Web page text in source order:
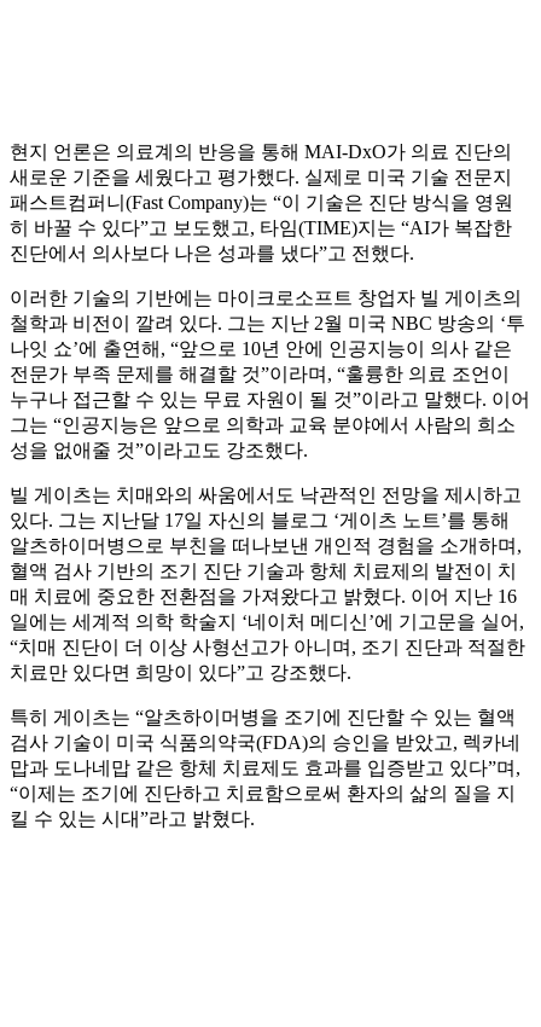
현지 언론은 의료계의 반응을 통해 MAI‑DxO가 의료 진단의
새로운 기준을 세웠다고 평가했다. 실제로 미국 기술 전문지
패스트컴퍼니(Fast Company)는 “이 기술은 진단 방식을 영원
히 바꿀 수 있다”고 보도했고, 타임(TIME)지는 “AI가 복잡한
진단에서 의사보다 나은 성과를 냈다”고 전했다.
이러한 기술의 기반에는 마이크로소프트 창업자 빌 게이츠의
철학과 비전이 깔려 있다. 그는 지난 2월 미국 NBC 방송의 ‘투
나잇 쇼’에 출연해, “앞으로 10년 안에 인공지능이 의사 같은
전문가 부족 문제를 해결할 것”이라며, “훌륭한 의료 조언이
누구나 접근할 수 있는 무료 자원이 될 것”이라고 말했다. 이어
그는 “인공지능은 앞으로 의학과 교육 분야에서 사람의 희소
성을 없애줄 것”이라고도 강조했다.
빌 게이츠는 치매와의 싸움에서도 낙관적인 전망을 제시하고
있다. 그는 지난달 17일 자신의 블로그 ‘게이츠 노트’를 통해
알츠하이머병으로 부친을 떠나보낸 개인적 경험을 소개하며,
혈액 검사 기반의 조기 진단 기술과 항체 치료제의 발전이 치
매 치료에 중요한 전환점을 가져왔다고 밝혔다. 이어 지난 16
일에는 세계적 의학 학술지 ‘네이처 메디신’에 기고문을 실어,
“치매 진단이 더 이상 사형선고가 아니며, 조기 진단과 적절한
치료만 있다면 희망이 있다”고 강조했다.
특히 게이츠는 “알츠하이머병을 조기에 진단할 수 있는 혈액
검사 기술이 미국 식품의약국(FDA)의 승인을 받았고, 렉카네
맙과 도나네맙 같은 항체 치료제도 효과를 입증받고 있다”며,
“이제는 조기에 진단하고 치료함으로써 환자의 삶의 질을 지
킬 수 있는 시대”라고 밝혔다.